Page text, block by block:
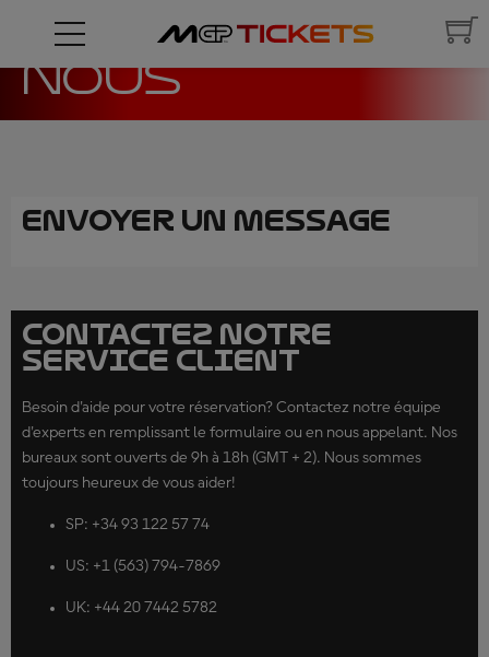
CONTACTEZ-
NOUS
ENVOYER UN MESSAGE
CONTACTEZ NOTRE
SERVICE CLIENT
Besoin d'aide pour votre réservation? Contactez notre équipe
d'experts en remplissant le formulaire ou en nous appelant. Nos
bureaux sont ouverts de 9h à 18h (GMT + 2). Nous sommes
toujours heureux de vous aider!
SP: +34 93 122 57 74
US: +1 (563) 794-7869
UK: +44 20 7442 5782